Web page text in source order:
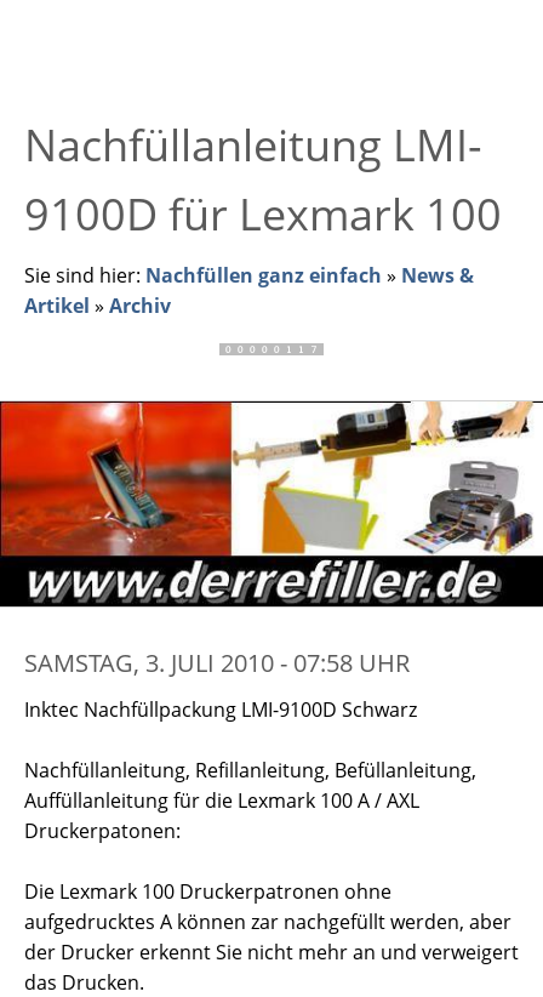
Nachfüllanleitung LMI-
9100D für Lexmark 100
Sie sind hier: Nachfüllen ganz einfach » News &
Artikel » Archiv
SAMSTAG, 3. JULI 2010 - 07:58 UHR
Inktec Nachfüllpackung LMI-9100D Schwarz
Nachfüllanleitung, Refillanleitung, Befüllanleitung,
Auffüllanleitung für die Lexmark 100 A / AXL
Druckerpatonen:
Die Lexmark 100 Druckerpatronen ohne
aufgedrucktes A können zar nachgefüllt werden, aber
der Drucker erkennt Sie nicht mehr an und verweigert
das Drucken.